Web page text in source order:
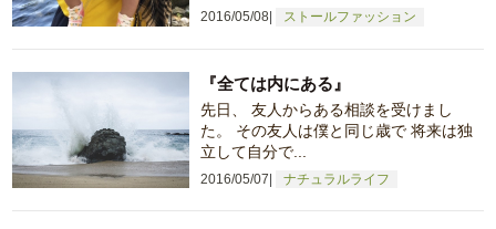
2016/05/08 ストールファッション
2016/05/07 ナチュラルライフ
『全ては内にある』
先日、 友人からある相談を受けまし
た。 その友人は僕と同じ歳で 将来は独
立して自分で...